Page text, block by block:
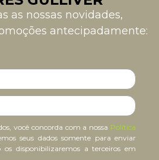
as nossas novidades,
antecipadamente:
você concorda com a nossa Política
seus dados somente para enviar
os disponibilizaremos a terceiros em